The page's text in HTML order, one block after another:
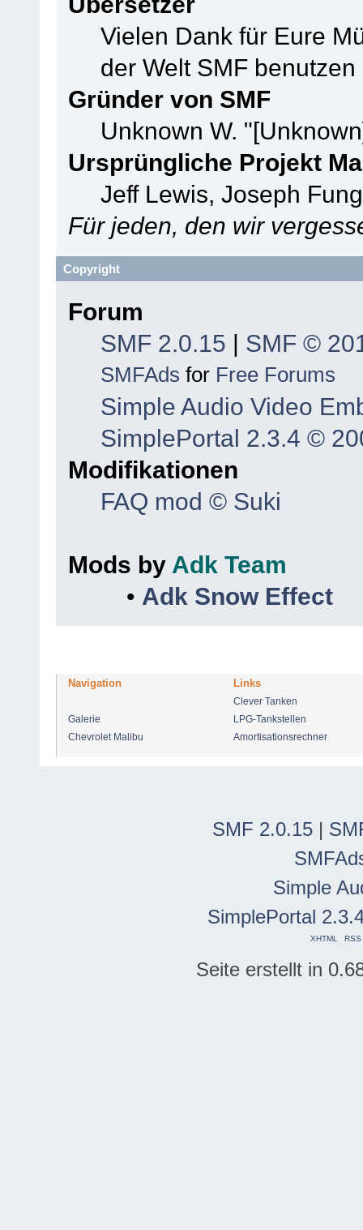
Vielen Dank für Eure
der Welt SMF
Gründer von SMF
Unknown W.
Ursprüngliche Projekt
Jeff Lewis, Joseph
Für jeden, den wir
Copyright
Forum
SMF 2.0.15 | SMF ©
SMFAds for Free Forums
Simple Audio Video
SimplePortal 2.3.4 ©
Modifikationen
FAQ mod © Suki
Mods by Adk Team
• Adk Snow Effect
Navigation Links
Clever Tanken
Galerie
LPG-Tankstellen
Chevrolet Malibu
Amortisationsrechner
SMF 2.0.15 |
Simple
SimplePortal
XHTML RSS
Seite erstellt in